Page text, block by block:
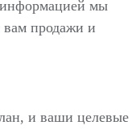
информацией мы
вам продажи и
и ваши целевые